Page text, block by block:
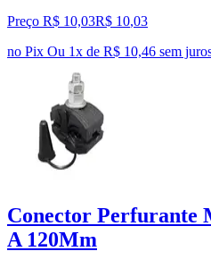
Preço R$ 10,03R$ 10,03
no Pix Ou 1x de R$ 10,46 sem
Conector Perfurante
A 120Mm